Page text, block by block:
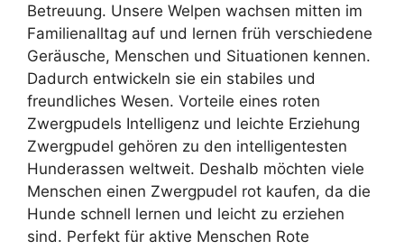
Betreuung. Unsere Welpen wachsen mitten im
Familienalltag auf und lernen früh verschiedene
Geräusche, Menschen und Situationen kennen.
Dadurch entwickeln sie ein stabiles und
freundliches Wesen. Vorteile eines roten
Zwergpudels Intelligenz und leichte Erziehung
Zwergpudel gehören zu den intelligentesten
Hunderassen weltweit. Deshalb möchten viele
Menschen einen Zwergpudel rot kaufen, da die
Hunde schnell lernen und leicht zu erziehen
sind. Perfekt für aktive Menschen Rote